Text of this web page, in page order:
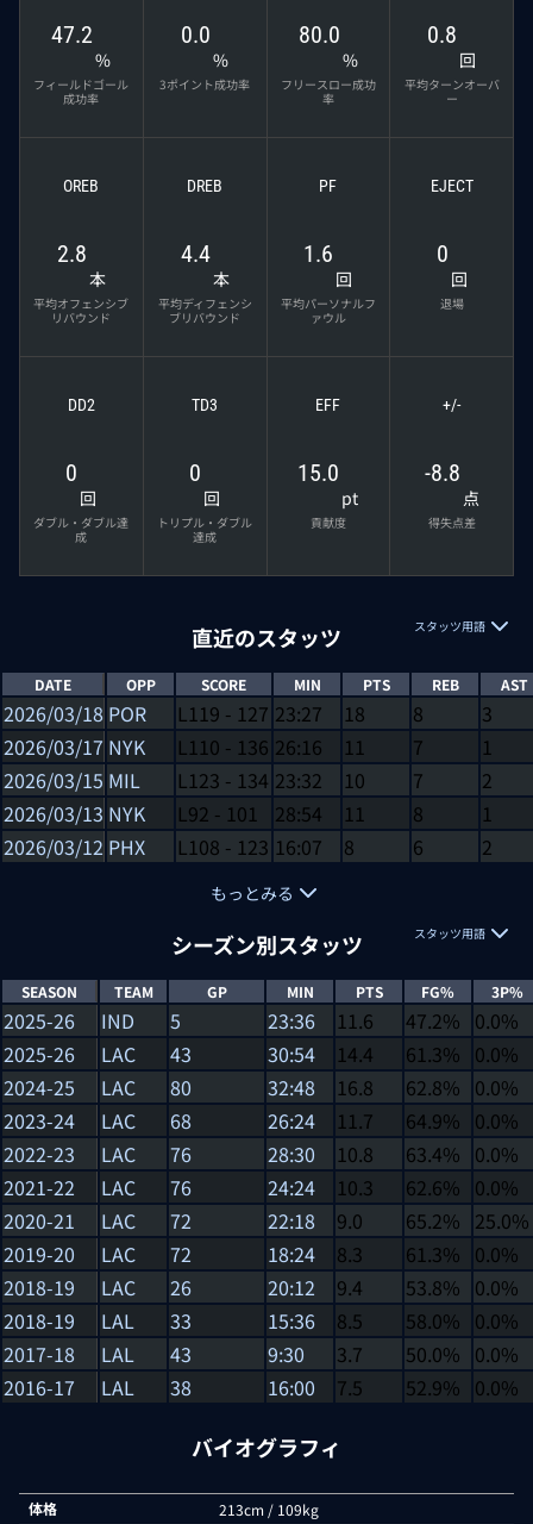
47.2
%
フィールドゴール
成功率
0.0
%
3ポイント成功率
80.0
%
フリースロー成功
率
0.8
回
平均ターンオーバ
ー
OREB
2.8
本
平均オフェンシブ
リバウンド
DREB
4.4
本
平均ディフェンシ
ブリバウンド
PF
1.6
回
平均パーソナルフ
ァウル
EJECT
0
回
退場
DD2
0
回
ダブル・ダブル達
成
TD3
0
回
トリプル・ダブル
達成
EFF
15.0
pt
貢献度
+/-
-8.8
点
得失点差
直近のスタッツ スタッツ用語
DATE OPP SCORE MIN PTS REB AST
2026/03/18 POR L119 - 127 23:27 18 8
3
2026/03/17 NYK L110 - 136 26:16 11 7
1
2026/03/15 MIL L123 - 134 23:32 10 7
2
2026/03/13 NYK L92 - 101 28:54 11 8
1
2026/03/12 PHX L108 - 123 16:07 8 6 2
もっとみる
シーズン別スタッツ スタッツ用語
SEASON TEAM GP MIN PTS FG% 3P%
2025-26 IND 5 23:36 11.6 47.2% 0.0%
2025-26
LAC 43 30:54 14.4 61.3% 0.0%
2024-25
LAC 80 32:48 16.8 62.8% 0.0%
2023-24
LAC 68 26:24 11.7 64.9% 0.0%
2022-23
LAC 76 28:30 10.8 63.4% 0.0%
2021-22
LAC 76 24:24 10.3 62.6% 0.0%
2020-21
LAC 72 22:18 9.0 65.2% 25.0%
2019-20
LAC 72 18:24 8.3 61.3% 0.0%
2018-19
LAC 26 20:12 9.4 53.8% 0.0%
2018-19
LAL 33 15:36 8.5 58.0% 0.0%
2017-18
LAL 43 9:30 3.7 50.0% 0.0%
2016-17
LAL 38 16:00 7.5 52.9% 0.0%
バイオグラフィ
体格
213cm / 109kg